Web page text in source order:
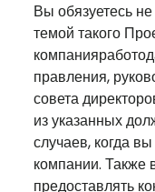
Вы обязуетесь
темой такого
правления,
совета
из указанных
случаев, когда
компании. Также
предоставлять